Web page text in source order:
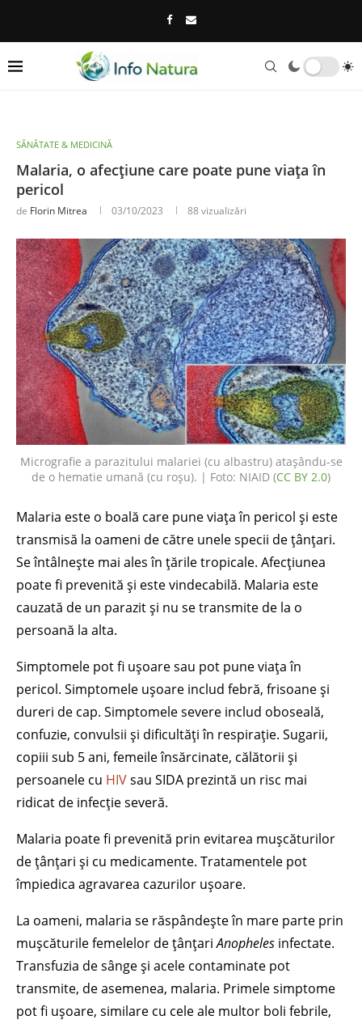
SĂNĂTATE & MEDICINĂ
Malaria, o afecțiune care poate pune viața în
pericol
de Florin Mitrea 03/10/2023 88 vizualizări
Micrografie a parazitului malariei (cu albastru) atașându-se
de o hematie umană (cu roșu). | Foto: NIAID (CC BY 2.0)
Malaria este o boală care pune viața în pericol și este
transmisă la oameni de către unele specii de țânțari.
Se întâlnește mai ales în țările tropicale. Afecțiunea
poate fi prevenită și este vindecabilă. Malaria este
cauzată de un parazit și nu se transmite de la o
persoană la alta.
Simptomele pot fi ușoare sau pot pune viața în
pericol. Simptomele ușoare includ febră, frisoane și
dureri de cap. Simptomele severe includ oboseală,
confuzie, convulsii și dificultăți în respirație. Sugarii,
copiii sub 5 ani, femeile însărcinate, călătorii și
persoanele cu HIVsau SIDA prezintă un risc mai
ridicat de infecție severă.
Malaria poate fi prevenită prin evitarea mușcăturilor
de țânțari și cu medicamente. Tratamentele pot
împiedica agravarea cazurilor ușoare.
La oameni, malaria se răspândește în mare parte prin
mușcăturile femelelor de țânțariAnopheles infectate.
Transfuzia de sânge și acele contaminate pot
transmite, de asemenea, malaria. Primele simptome
pot fi ușoare, similare cu cele ale multor boli febrile,